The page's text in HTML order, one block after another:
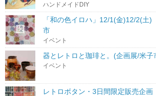
ハンドメイドDIY
「和の色イロハ」12/1(金)12/2(
市
イベント
器とレトロと珈琲と。(企画展/米
イベント
レトロボタン・3日間限定販売企画